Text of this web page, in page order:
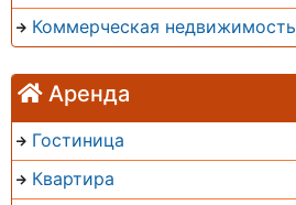
Коммерческая недвижимость
Аренда
Гостиница
Квартира